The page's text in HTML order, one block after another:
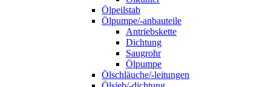
Ölpeilstab
Ölpumpe/-anbauteile
Antriebskette
Dichtung
Saugrohr
Ölpumpe
Ölschläuche/-leitungen